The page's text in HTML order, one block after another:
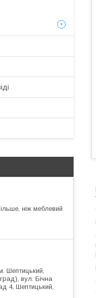
ніж меблевий
Шептицький,
вул. Бічна
4, Шептицький,